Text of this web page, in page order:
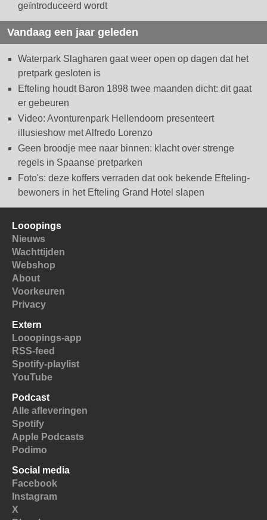
geïntroduceerd wordt
Vandaag een jaar geleden
Waterpark Slagharen gaat weer open op dagen dat het
pretpark gesloten is
Efteling houdt Baron 1898 twee maanden dicht: dit gaat
er gebeuren
Video: Avonturenpark Hellendoorn presenteert
illusieshow met Alfredo Lorenzo
Geen broodje mee naar binnen: klacht over strenge
regels in Spaanse pretparken
Foto's: deze koffers verraden dat ook bekende Efteling-
bewoners in het Efteling Grand Hotel slapen
Looopings
Nieuws
Wachttijden
Webshop
About
Voorkeuren
Privacy
Extern
Looopings-app
RSS-feed
Spotify-playlist
YouTube
Podcast
Alle afleveringen
Spotify
Apple Podcasts
Podimo
Social media
Facebook
Instagram
X